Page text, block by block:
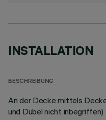
INSTALLATION
BESCHREIBUNG
An der Decke mittels
und Dübel nicht